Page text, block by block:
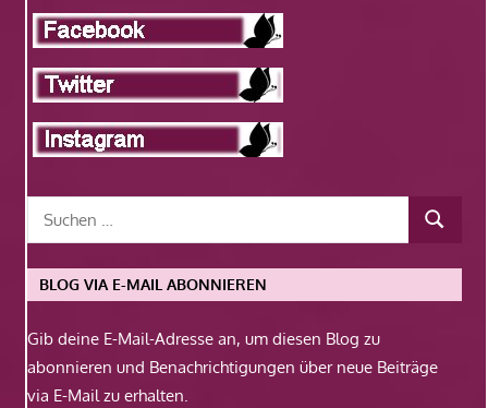
BLOG VIA E-MAIL ABONNIEREN
Gib deine E-Mail-Adresse an, um diesen Blog zu
abonnieren und Benachrichtigungen über neue Beiträge
via E-Mail zu erhalten.